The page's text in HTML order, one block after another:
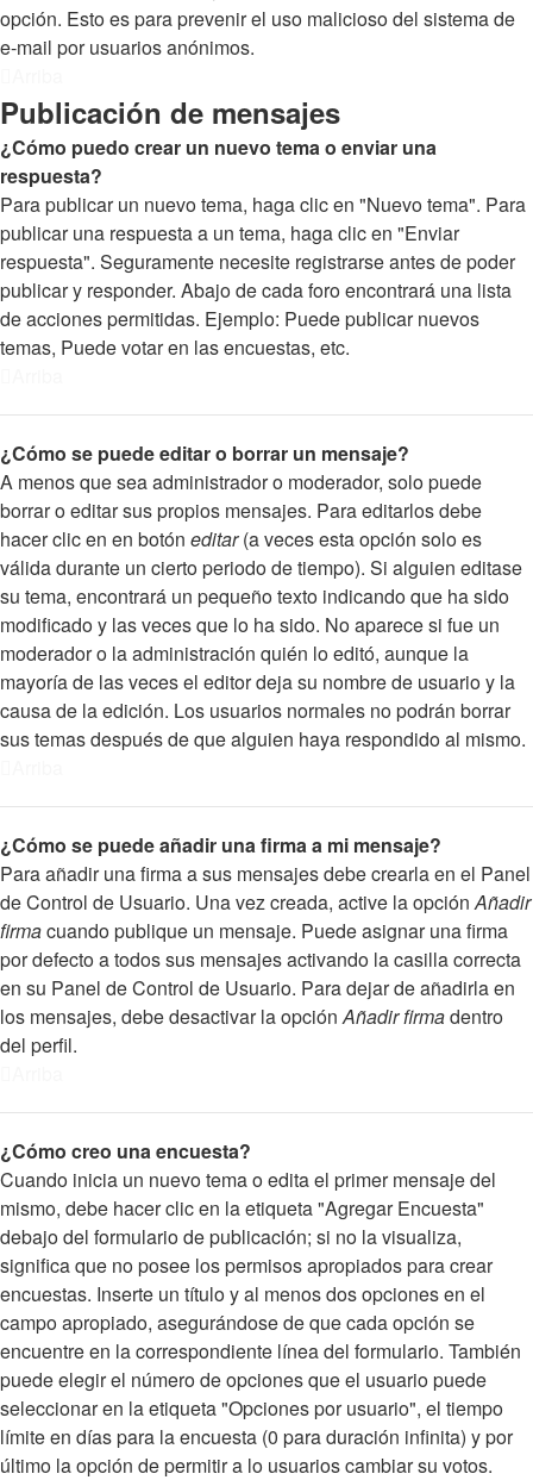
opción. Esto es para prevenir el uso malicioso del sistema de
e-mail por usuarios anónimos.
Publicación de mensajes
¿Cómo puedo crear un nuevo tema o enviar una
respuesta?
Para publicar un nuevo tema, haga clic en "Nuevo tema". Para
publicar una respuesta a un tema, haga clic en "Enviar
respuesta". Seguramente necesite registrarse antes de poder
publicar y responder. Abajo de cada foro encontrará una lista
de acciones permitidas. Ejemplo: Puede publicar nuevos
temas, Puede votar en las encuestas, etc.
¿Cómo se puede editar o borrar un mensaje?
A menos que sea administrador o moderador, solo puede
borrar o editar sus propios mensajes. Para editarlos debe
hacer clic en en botón editar(a veces esta opción solo es
válida durante un cierto periodo de tiempo). Si alguien editase
su tema, encontrará un pequeño texto indicando que ha sido
modificado y las veces que lo ha sido. No aparece si fue un
moderador o la administración quién lo editó, aunque la
mayoría de las veces el editor deja su nombre de usuario y la
causa de la edición. Los usuarios normales no podrán borrar
sus temas después de que alguien haya respondido al mismo.
¿Cómo se puede añadir una firma a mi mensaje?
Para añadir una firma a sus mensajes debe crearla en el Panel
de Control de Usuario. Una vez creada, active la opciónAñadir
firmacuando publique un mensaje. Puede asignar una firma
por defecto a todos sus mensajes activando la casilla correcta
en su Panel de Control de Usuario. Para dejar de añadirla en
los mensajes, debe desactivar la opciónAñadir firmadentro
del perfil.
¿Cómo creo una encuesta?
Cuando inicia un nuevo tema o edita el primer mensaje del
mismo, debe hacer clic en la etiqueta "Agregar Encuesta"
debajo del formulario de publicación; si no la visualiza,
significa que no posee los permisos apropiados para crear
encuestas. Inserte un título y al menos dos opciones en el
campo apropiado, asegurándose de que cada opción se
encuentre en la correspondiente línea del formulario. También
puede elegir el número de opciones que el usuario puede
seleccionar en la etiqueta "Opciones por usuario", el tiempo
límite en días para la encuesta (0 para duración infinita) y por
último la opción de permitir a lo usuarios cambiar su votos.